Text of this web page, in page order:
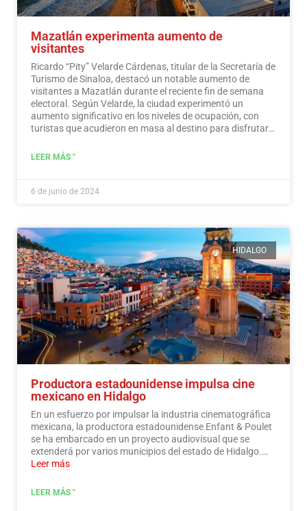
Mazatlán experimenta aumento de
visitantes
Ricardo “Pity” Velarde Cárdenas, titular de la Secretaría de
Turismo de Sinaloa, destacó un notable aumento de
visitantes a Mazatlán durante el reciente fin de semana
electoral. Según Velarde, la ciudad experimentó un
aumento significativo en los niveles de ocupación, con
turistas que acudieron en masa al destino para disfrutar
responsabilidad hacia la participación en el proceso
LEER MÁS "
6 de junio de 2024
HIDALGO
Productora estadounidense impulsa cine
mexicano en Hidalgo
En un esfuerzo por impulsar la industria cinematográfica
mexicana, la productora estadounidense Enfant & Poulet
se ha embarcado en un proyecto audiovisual que se
extenderá por varios municipios del estado de Hidalgo.…
Leer más
LEER MÁS "